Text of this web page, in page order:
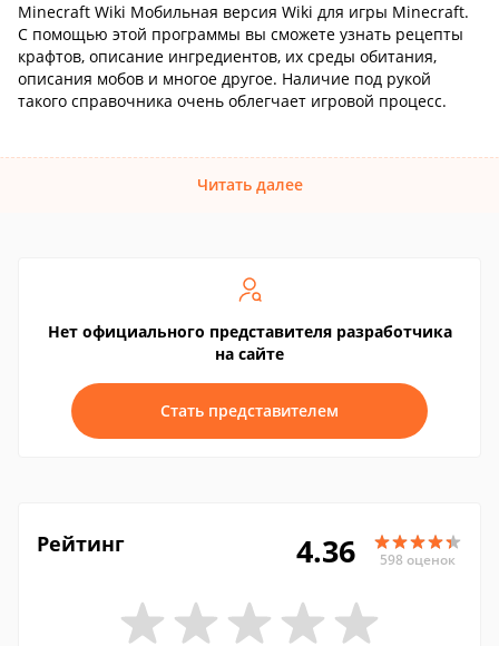
Minecraft Wiki Мобильная версия Wiki для игры Minecraft.
С помощью этой программы вы сможете узнать рецепты
крафтов, описание ингредиентов, их среды обитания,
описания мобов и многое другое. Наличие под рукой
такого справочника очень облегчает игровой процесс.
Читать далее
Нет официального представителя разработчика
на сайте
Стать представителем
Рейтинг 4.36 598 оценок